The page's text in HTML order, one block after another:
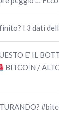
I 3 dati
E’ IL
BITCOIN /